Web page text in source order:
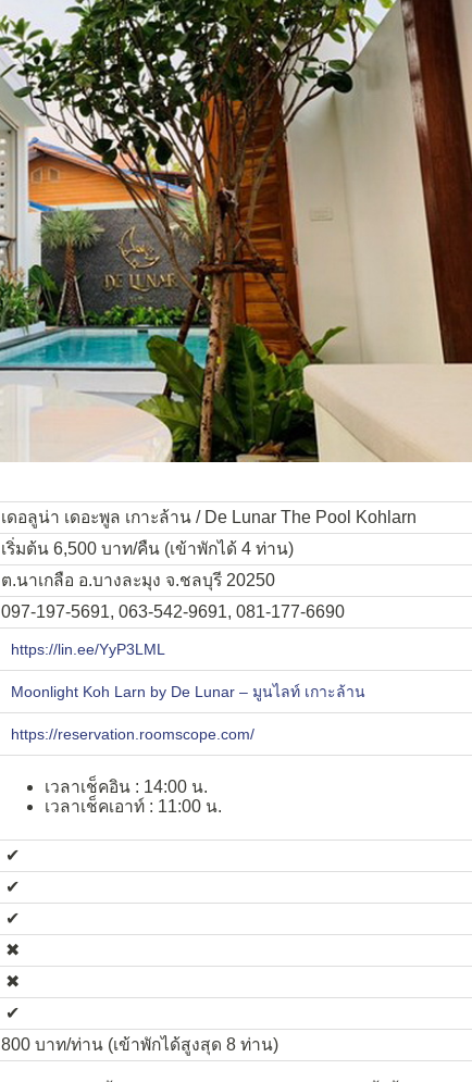
เดอลูน่า เดอะพูล เกาะล้าน / De Lunar The Pool Kohlarn
เริ่มต้น 6,500 บาท/คืน (เข้าพักได้ 4 ท่าน)
ต.นาเกลือ อ.บางละมุง จ.ชลบุรี 20250
097-197-5691, 063-542-9691, 081-177-6690
https://lin.ee/YyP3LML
Moonlight Koh Larn by De Lunar – มูนไลท์ เกาะล้าน
https://reservation.roomscope.com/
เวลาเช็คอิน : 14:00 น.
เวลาเช็คเอาท์ : 11:00 น.
✔︎
✔︎
✔︎
✖︎
✖︎
✔︎
800 บาท/ท่าน (เข้าพักได้สูงสุด 8 ท่าน)